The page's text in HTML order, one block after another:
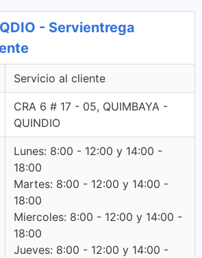
- Servientrega
Servicio al cliente
CRA 6 # 17 - 05, QUIMBAYA -
QUINDIO
Lunes: 8:00 - 12:00 y 14:00 -
18:00
Martes: 8:00 - 12:00 y 14:00 -
18:00
Miercoles: 8:00 - 12:00 y 14:00 -
18:00
Jueves: 8:00 - 12:00 y 14:00 -